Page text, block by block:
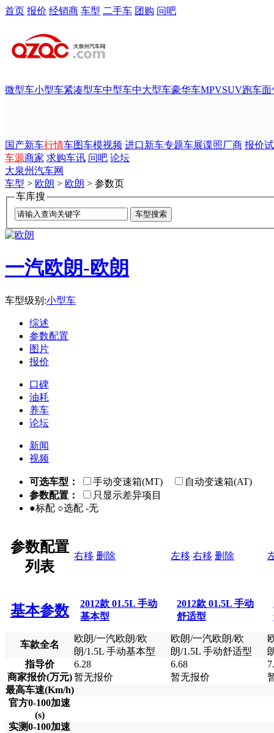
首页 报价 经销商 车型 二手车 团购 问吧
微型车小型车紧凑型车中型车中大型车豪华车MPVSUV跑车面
国产新车行情车图车模视频 进口新车专题车展谍照厂商 报价
车源商家 求购车讯 问吧 论坛
大泉州汽车网
车型 > 欧朗 > 欧朗 > 参数页
车库搜
一汽欧朗-欧朗
车型级别:小型车
综述
参数配置
图片
报价
口碑
油耗
养车
论坛
新闻
视频
可选车型： 手动变速箱(MT)
自动变速箱(AT)
参数配置：
只显示差异项目
●标配 ○选配 -无
参数配置
列表
右移 删除 左移 右移 删除
基本参数
2012款 01.5L 手动
基本型
2012款 01.5L 手动
舒适型
车款全名
欧朗/一汽欧朗/欧
朗/1.5L 手动基本型
欧朗/一汽欧朗/欧
朗/1.5L 手动舒适型
指导价
6.28 6.68
商家报价(万元) 暂无报价 暂无报价
最高车速(Km/h)
官方0-100加速
(s)
实测0-100加速